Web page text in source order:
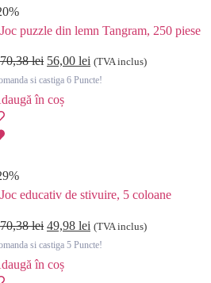
Joc puzzle din lemn Tangram, 250 piese
70,38lei 56,00 lei (TVA inclus)
si castiga 6 Puncte!
în coș
Joc educativ de stivuire, 5 coloane
70,38lei 49,98 lei (TVA inclus)
si castiga 5 Puncte!
în coș